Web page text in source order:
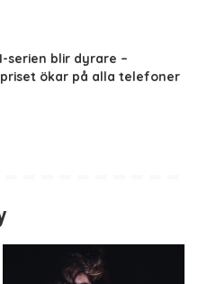
serien blir dyrare –
ökar på alla telefoner